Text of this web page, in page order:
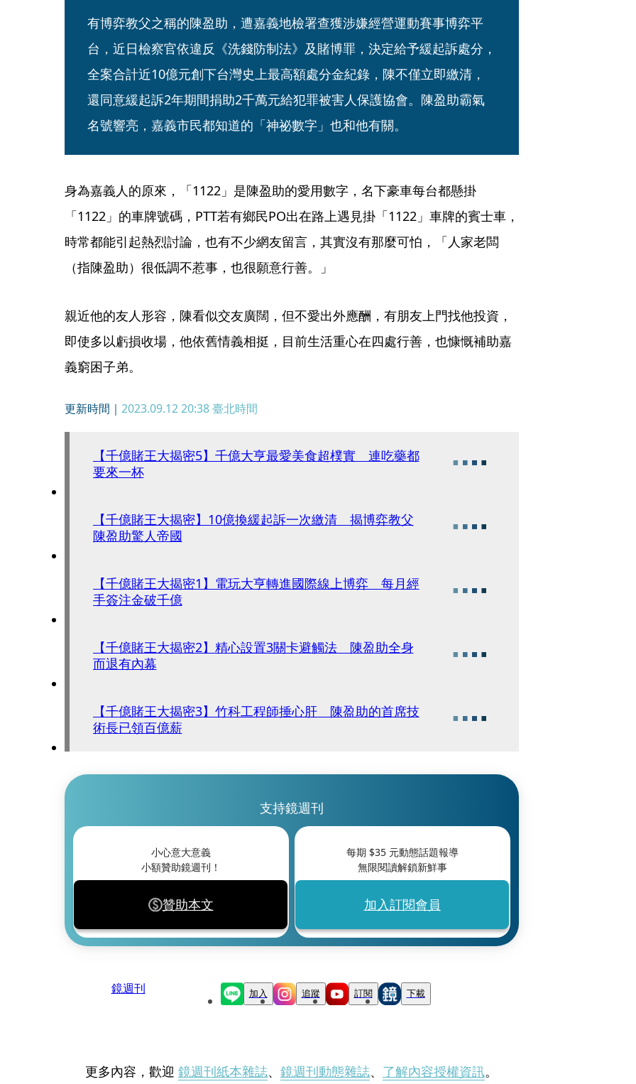
有博弈教父之稱的陳盈助，遭嘉義地檢署查獲涉嫌經營運動賽事博弈平
台，近日檢察官依違反《洗錢防制法》及賭博罪，決定給予緩起訴處分，
全案合計近10億元創下台灣史上最高額處分金紀錄，陳不僅立即繳清，
還同意緩起訴2年期間捐助2千萬元給犯罪被害人保護協會。陳盈助霸氣
名號響亮，嘉義市民都知道的「神祕數字」也和他有關。
身為嘉義人的原來，「1122」是陳盈助的愛用數字，名下豪車每台都懸掛
「1122」的車牌號碼，PTT若有鄉民PO出在路上遇見掛「1122」車牌的賓士車，
時常都能引起熱烈討論，也有不少網友留言，其實沒有那麼可怕，「人家老闆
（指陳盈助）很低調不惹事，也很願意行善。」
親近他的友人形容，陳看似交友廣闊，但不愛出外應酬，有朋友上門找他投資，
即使多以虧損收場，他依舊情義相挺，目前生活重心在四處行善，也慷慨補助嘉
義窮困子弟。
更新時間｜ 2023.09.12 20:38臺北時間
【千億賭王大揭密5】千億大亨最愛美食超樸實 連吃藥都
要來一杯
【千億賭王大揭密】10億換緩起訴一次繳清 揭博弈教父
陳盈助驚人帝國
【千億賭王大揭密1】電玩大亨轉進國際線上博弈 每月經
手簽注金破千億
【千億賭王大揭密2】精心設置3關卡避觸法 陳盈助全身
而退有內幕
【千億賭王大揭密3】竹科工程師捶心肝 陳盈助的首席技
術長已領百億薪
支持鏡週刊
小心意大意義
小額贊助鏡週刊！
贊助本文
每期 $35元動態話題報導
無限閱讀解鎖新鮮事
加入訂閱會員
鏡週刊 加入 追蹤 訂閱 下載
更多內容，歡迎 鏡週刊紙本雜誌、 鏡週刊動態雜誌、 了解內容授權資訊。